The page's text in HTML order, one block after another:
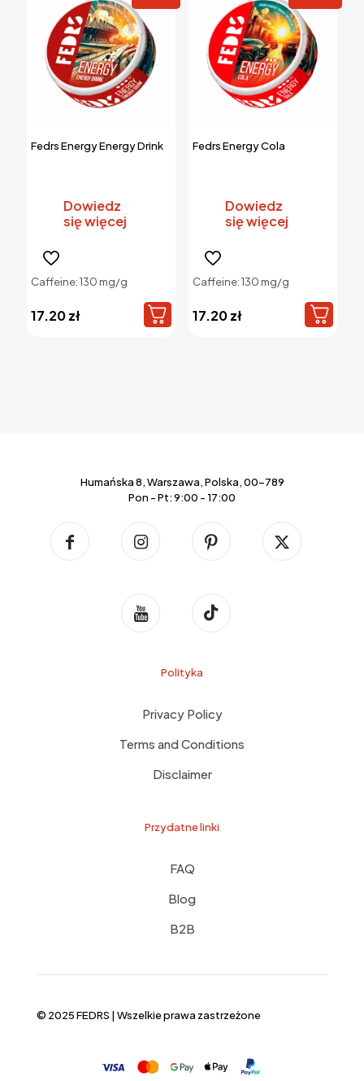
produktu
Fedrs Energy Energy Drink
Dowiedz
się więcej
Caffeine: 130 mg/g
17.20zł
Fedrs Energy Cola
Dowiedz
się więcej
Caffeine: 130 mg/g
17.20zł
Humańska 8, Warszawa, Polska, 00-789
Pon - Pt: 9:00 - 17:00
Polityka
Privacy Policy
Terms and Conditions
Disclaimer
Przydatne linki
FAQ
Blog
B2B
© 2025 FEDRS | Wszelkie prawa zastrzeżone